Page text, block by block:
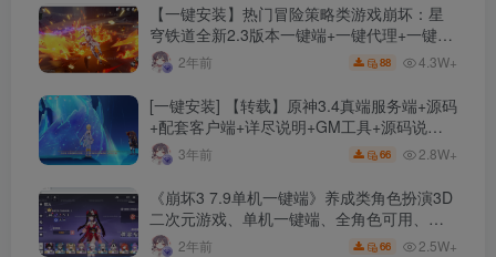
【一键安装】热门冒险策略类游戏崩坏：星
穹铁道全新2.3版本一键端+一键代理+一键启
动+免虚拟机
2年前 88 4.3W+
[一键安装] 【转载】原神3.4真端服务端+源码
+配套客户端+详尽说明+GM工具+源码说明
文件3年前 66 2.8W+
《崩坏3 7.9单机一键端》养成类角色扮演3D
二次元游戏、单机一键端、全角色可用、无
限资源、附带保姆级安装教程
2年前 66 2.5W+